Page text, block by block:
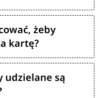
żeby
kartę?
udzielane są